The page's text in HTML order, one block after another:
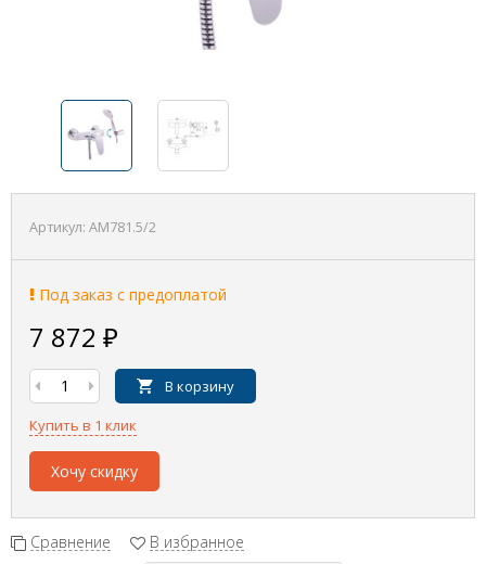
Артикул: AM781.5/2
Под заказ с предоплатой
7 872 ₽
В корзину
Купить в 1 клик
Хочу скидку
Сравнение В избранное